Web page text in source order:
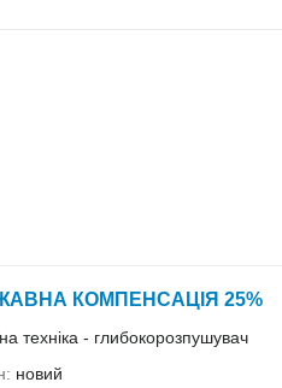
КОМПЕНСАЦІЯ 25%
техніка - глибокорозпушувач
новий